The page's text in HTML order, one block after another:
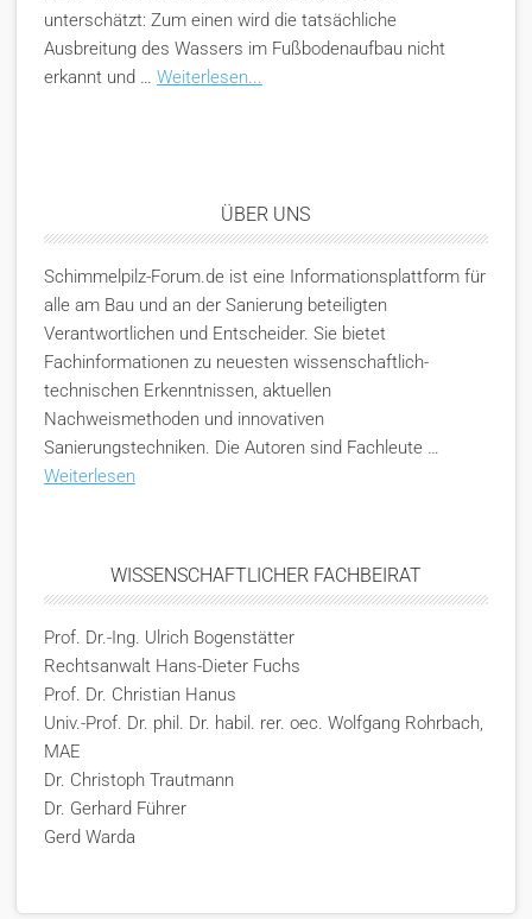
unterschätzt: Zum einen wird die tatsächliche
Ausbreitung des Wassers im Fußbodenaufbau nicht
erkannt und … Weiterlesen...
ÜBER UNS
Schimmelpilz-Forum.de ist eine Informationsplattform für
alle am Bau und an der Sanierung beteiligten
Verantwortlichen und Entscheider. Sie bietet
Fachinformationen zu neuesten wissenschaftlich-
technischen Erkenntnissen, aktuellen
Nachweismethoden und innovativen
Sanierungstechniken. Die Autoren sind Fachleute …
Weiterlesen
WISSENSCHAFTLICHER FACHBEIRAT
Prof. Dr.-Ing. Ulrich Bogenstätter
Rechtsanwalt Hans-Dieter Fuchs
Prof. Dr. Christian Hanus
Univ.-Prof. Dr. phil. Dr. habil. rer. oec. Wolfgang Rohrbach,
MAE
Dr. Christoph Trautmann
Dr. Gerhard Führer
Gerd Warda